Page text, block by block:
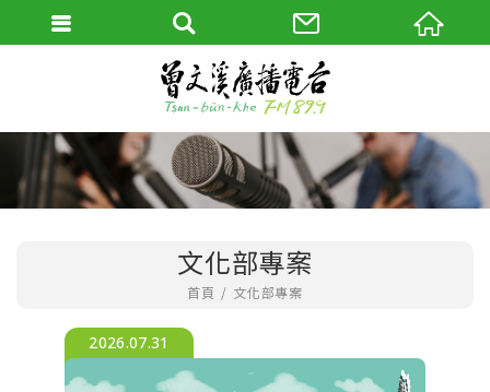
文化部專案
首頁 文化部專案
2026.07.31